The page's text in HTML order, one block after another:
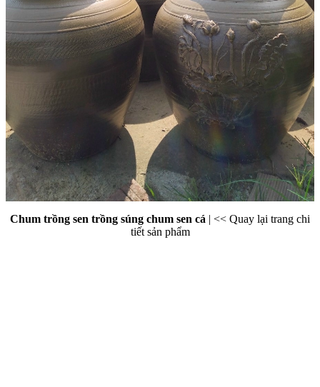
Chum trồng sen trồng súng chum sen cá | << Quay lại trang chi
tiết sản phẩm